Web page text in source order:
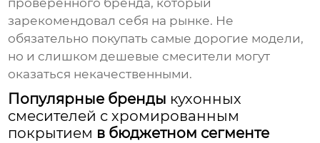
проверенного бренда, который
зарекомендовал себя на рынке. Не
обязательно покупать самые дорогие модели,
но и слишком дешевые смесители могут
оказаться некачественными.
Популярные бренды кухонных
смесителей с хромированным
покрытием в бюджетном сегменте